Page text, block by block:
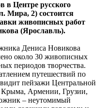
в Центре русского
Мира, 2) состоится
живописных работ
(Ярославль).
Дениса Новикова
около 30 живописных
периодов творчества.
путешествий по
пейзажи Центральной
Крыма, Армении, Грузии,
– неутомимый